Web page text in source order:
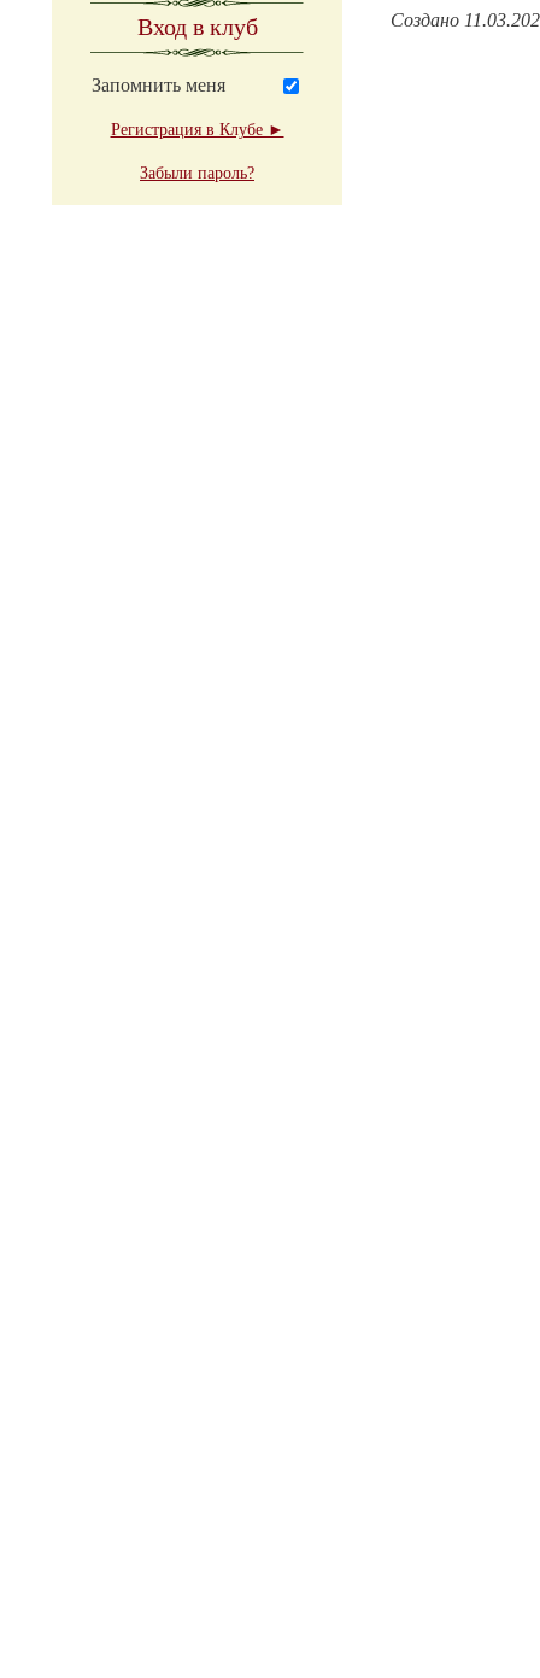
Вход в клуб
Запомнить меня
Регистрация в Клубе ►
Забыли пароль?
Создано